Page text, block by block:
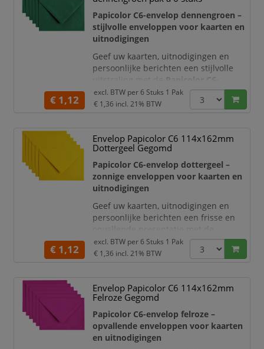
uitnodigingen, felicitaties en creatieve
m
Papicolor C6-envelop dennengroen –
stijlvolle enveloppen voor kaarten en
uitnodigingen
Geef uw kaarten, uitnodigingen en
persoonlijke berichten een stijlvolle
Papicolor C6-
enveloppen in dennengroen. De diepe
groene kleur zorgt voor een luxe,
enveloppen geschikt voor feestelijke
gelegenheden, zakelijke communicatie
en creatieve papierprojecten.
De enveloppen hebben
€ 1,12
excl. BTW per6 Stuks 1 Pak
€ 1,36 incl. 21% BTW
Envelop Papicolor C6 114x162mm
Dottergeel Gegomd
Papicolor C6-envelop dottergeel –
zonnige enveloppen voor kaarten en
uitnodigingen
Geef uw kaarten, uitnodigingen en
persoonlijke berichten een frisse en
Papicolor C6-enveloppen in
dottergeel. De heldere gele kleur zorgt
opvalt tussen andere correspondentie.
De enveloppen hebben het praktische
C6-formaat van 114 x 162 mm. Dit
formaat is geschik
€ 1,12
excl. BTW per6 Stuks 1 Pak
€ 1,36 incl. 21% BTW
Envelop Papicolor C6 114x162mm
Felroze Gegomd
Papicolor C6-envelop felroze –
opvallende enveloppen voor kaarten
en uitnodigingen